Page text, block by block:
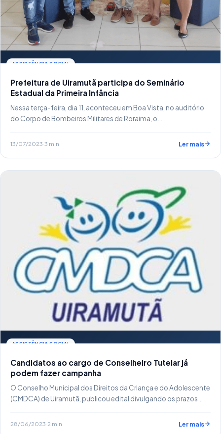
ASSISTÊNCIA SOCIAL
Prefeitura de Uiramutã participa do Seminário
Estadual da Primeira Infância
Nessa terça-feira, dia 11, aconteceu em Boa Vista, no auditório
do Corpo de Bombeiros Militares de Roraima, o…
13/07/2023·3 min Ler mais
ASSISTÊNCIA SOCIAL
Candidatos ao cargo de Conselheiro Tutelar já
podem fazer campanha
O Conselho Municipal dos Direitos da Criança e do Adolescente
(CMDCA) de Uiramutã, publicou edital divulgando os prazos…
28/06/2023·2 min Ler mais